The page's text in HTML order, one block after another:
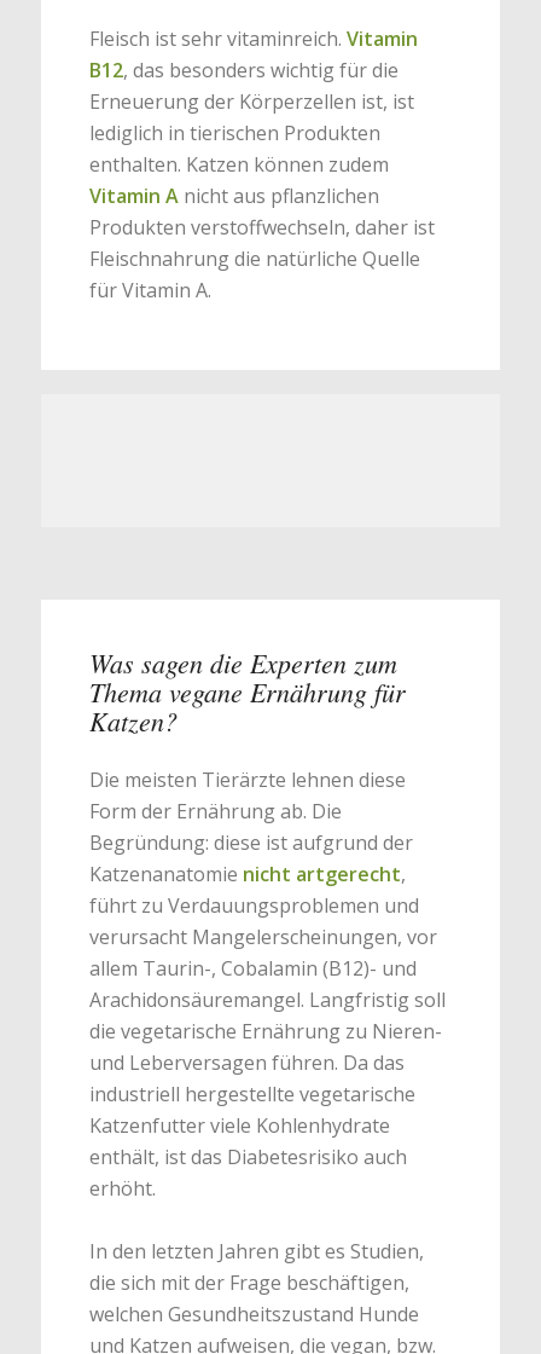
Fleisch ist sehr vitaminreich. Vitamin
B12, das besonders wichtig für die
Erneuerung der Körperzellen ist, ist
lediglich in tierischen Produkten
enthalten. Katzen können zudem
Vitamin Anicht aus pflanzlichen
Produkten verstoffwechseln, daher ist
Fleischnahrung die natürliche Quelle
für Vitamin A.
Was sagen die Experten zum
Thema vegane Ernährung für
Katzen?
Die meisten Tierärzte lehnen diese
Form der Ernährung ab. Die
Begründung: diese ist aufgrund der
Katzenanatomie nicht artgerecht,
führt zu Verdauungsproblemen und
verursacht Mangelerscheinungen, vor
allem Taurin-, Cobalamin (B12)- und
Arachidonsäuremangel. Langfristig soll
die vegetarische Ernährung zu Nieren-
und Leberversagen führen. Da das
industriell hergestellte vegetarische
Katzenfutter viele Kohlenhydrate
enthält, ist das Diabetesrisiko auch
erhöht.
In den letzten Jahren gibt es Studien,
die sich mit der Frage beschäftigen,
welchen Gesundheitszustand Hunde
und Katzen aufweisen, die vegan, bzw.